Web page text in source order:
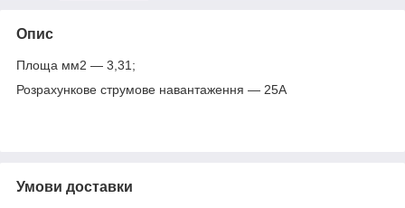
Опис
Площа мм2 — 3,31;
Розрахункове струмове навантаження — 25A
Умови доставки